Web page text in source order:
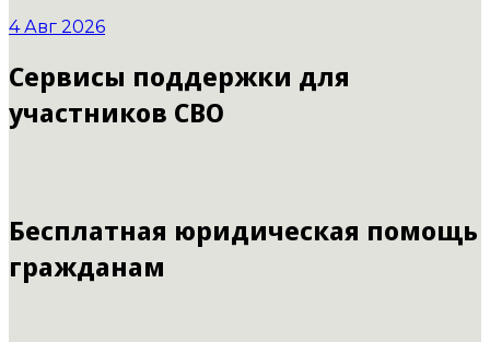
4 Авг 2026
Сервисы поддержки для
участников СВО
Бесплатная юридическая помощь
гражданам